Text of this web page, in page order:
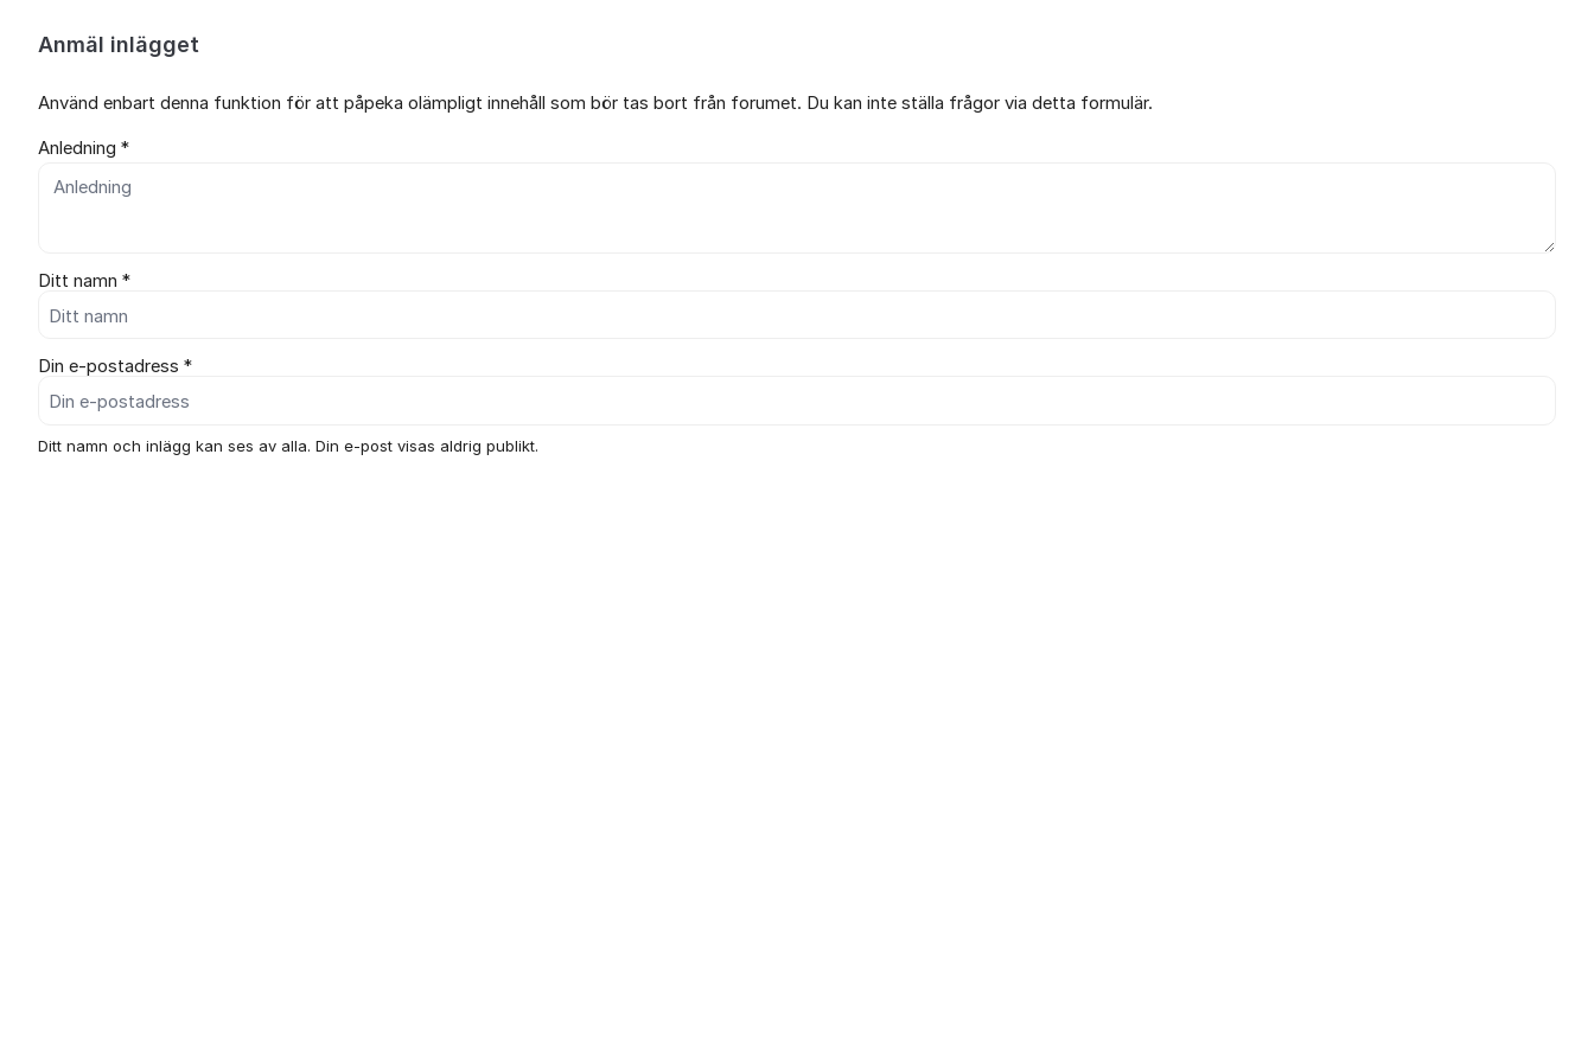
Anmäl inlägget
Använd enbart denna funktion för att påpeka olämpligt innehåll som bör tas bort från forumet. Du kan inte ställa frågor via detta formulär.
Anledning *
Ditt namn *
Din e-postadress *
Ditt namn och inlägg kan ses av alla. Din e-post visas aldrig publikt.